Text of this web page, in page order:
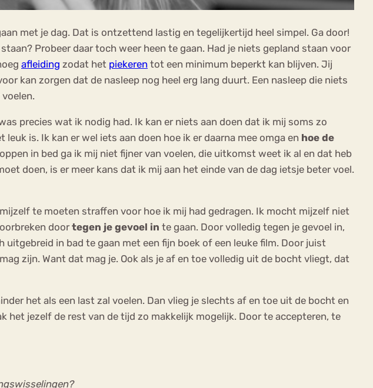
met je dag. Dat is ontzettend lastig en tegelijkertijd heel simpel. Ga door!
Probeer daar toch weer heen te gaan. Had je niets gepland staan voor
afleiding zodat het piekeren tot een minimum beperkt kan blijven. Jij
kan zorgen dat de nasleep nog heel erg lang duurt. Een nasleep die niets
precies wat ik nodig had. Ik kan er niets aan doen dat ik mij soms zo
is. Ik kan er wel iets aan doen hoe ik er daarna mee omga en hoe de
in bed ga ik mij niet fijner van voelen, die uitkomst weet ik al en dat heb
doen, is er meer kans dat ik mij aan het einde van de dag ietsje beter voel.
te moeten straffen voor hoe ik mij had gedragen. Ik mocht mijzelf niet
doortegen je gevoel in te gaan. Door volledig tegen je gevoel in,
in bad te gaan met een fijn boek of een leuke film. Door juist
zijn. Want dat mag je. Ook als je af en toe volledig uit de bocht vliegt, dat
het als een last zal voelen. Dan vlieg je slechts af en toe uit de bocht en
het jezelf de rest van de tijd zo makkelijk mogelijk. Door te accepteren, te